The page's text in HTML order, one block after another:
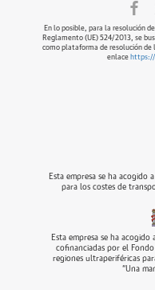
En lo posible, para la resolución
Reglamento (UE) 524/2013, se
como plataforma de resolución de
enlace https://
Esta empresa se ha acogido
para los costes de
Esta empresa se ha acogido
cofinanciadas por el
regiones ultraperiféricas
“Una